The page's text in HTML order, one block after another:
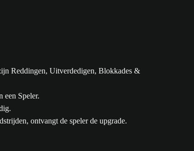
Reddingen, Uitverdedigen, Blokkades &
een Speler.
ontvangt de speler de upgrade.